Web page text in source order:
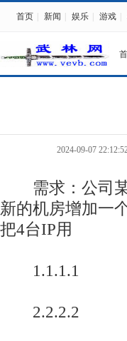
首页 新闻 娱乐 游戏
2024-09-07
需求：公司某
新的机房增加一
把4台IP用
1.1.1.1
2.2.2.2